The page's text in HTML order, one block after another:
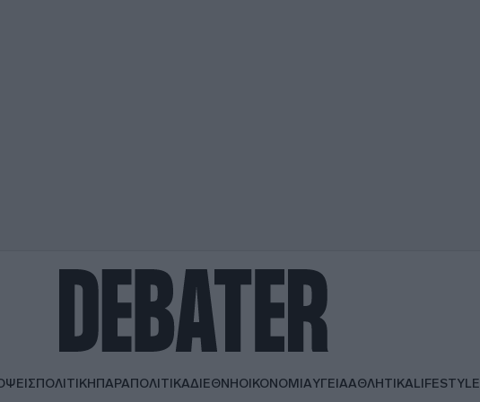
ΠΟΛΙΤΙΚΗΠΑΡΑΠΟΛΙΤΙΚΑΔΙΕΘΝΗΟΙΚΟΝΟΜΙΑΥΓΕΙΑΑΘΛΗΤΙΚΑLIFESTYLE